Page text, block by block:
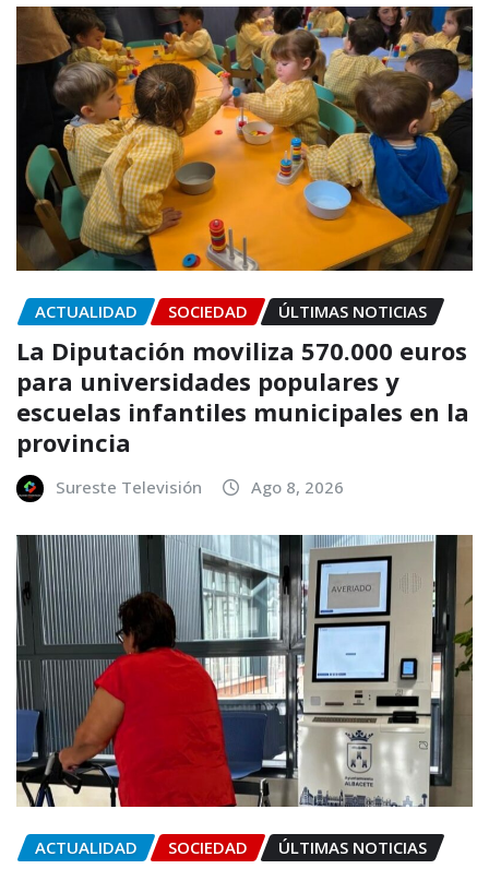
ACTUALIDAD SOCIEDAD ÚLTIMAS NOTICIAS
La Diputación moviliza 570.000 euros
para universidades populares y
escuelas infantiles municipales en la
provincia
Sureste Televisión Ago 8, 2026
ACTUALIDAD SOCIEDAD ÚLTIMAS NOTICIAS